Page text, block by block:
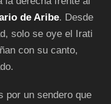
de Aribe. Desde
solo se oye el Irati
con su canto,
por un sendero que